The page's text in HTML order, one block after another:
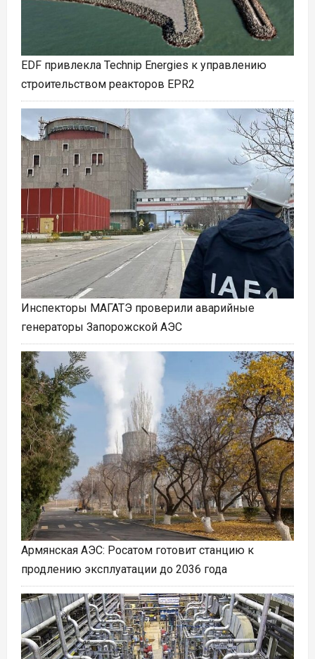
EDF привлекла Technip Energies к управлению
строительством реакторов EPR2
Инспекторы МАГАТЭ проверили аварийные
генераторы Запорожской АЭС
Армянская АЭС: Росатом готовит станцию к
продлению эксплуатации до 2036 года